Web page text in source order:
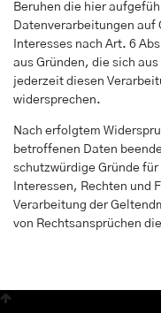
Beruhen die hier
Datenverarbeitungen auf
Interesses nach Art. 6
aus Gründen, die sich
jederzeit diesen
widersprechen.
Nach erfolgtem
betroffenen Daten
schutzwürdige Gründe
Interessen, Rechten und
Verarbeitung der
von Rechtsansprüchen